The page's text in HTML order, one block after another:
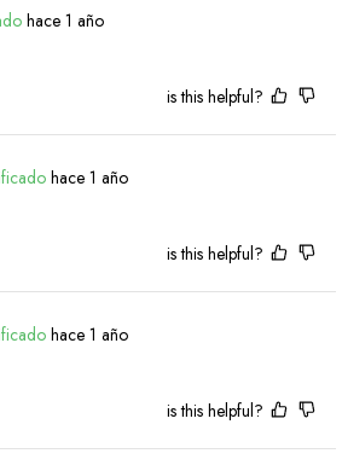
hace 1 año
is this helpful?
hace 1 año
is this helpful?
hace 1 año
is this helpful?